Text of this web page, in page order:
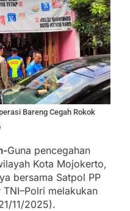
Bareng Cegah Rokok
Guna pencegahan
Kota Mojokerto,
bersama Satpol PP
melakukan
11/2025).